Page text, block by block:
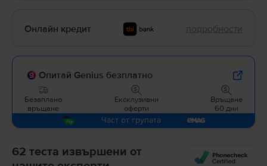
Онлайн кредит подробности
Опитай Genius безплатно
Безаплано
връщане
Ексклузивни
оферти
Връщане
60 дни
Част от групата
62 теста извършени от